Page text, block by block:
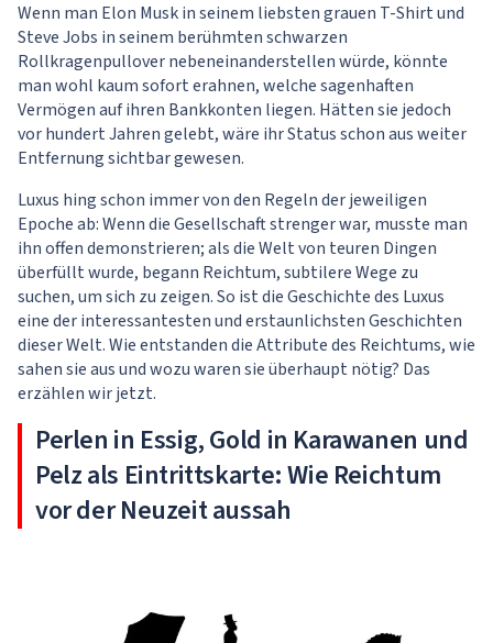
Wenn man Elon Musk in seinem liebsten grauen T-Shirt und
Steve Jobs in seinem berühmten schwarzen
Rollkragenpullover nebeneinanderstellen würde, könnte
man wohl kaum sofort erahnen, welche sagenhaften
Vermögen auf ihren Bankkonten liegen. Hätten sie jedoch
vor hundert Jahren gelebt, wäre ihr Status schon aus weiter
Entfernung sichtbar gewesen.
Luxus hing schon immer von den Regeln der jeweiligen
Epoche ab: Wenn die Gesellschaft strenger war, musste man
ihn offen demonstrieren; als die Welt von teuren Dingen
überfüllt wurde, begann Reichtum, subtilere Wege zu
suchen, um sich zu zeigen. So ist die Geschichte des Luxus
eine der interessantesten und erstaunlichsten Geschichten
dieser Welt. Wie entstanden die Attribute des Reichtums, wie
sahen sie aus und wozu waren sie überhaupt nötig? Das
erzählen wir jetzt.
Perlen in Essig, Gold in Karawanen und
Pelz als Eintrittskarte: Wie Reichtum
vor der Neuzeit aussah